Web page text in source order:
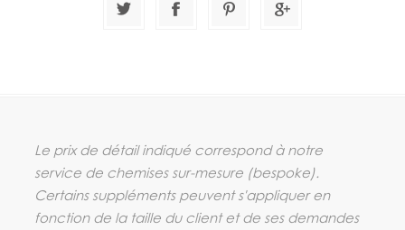
Le prix de détail indiqué correspond à notre
service de chemises sur-mesure (bespoke).
Certains suppléments peuvent s'appliquer en
fonction de la taille du client et de ses demandes